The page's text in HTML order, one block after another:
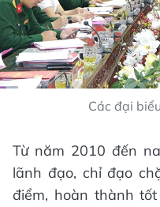
Các đại
Từ năm 2010 đến
lãnh đạo, chỉ đạo
điểm, hoàn thành